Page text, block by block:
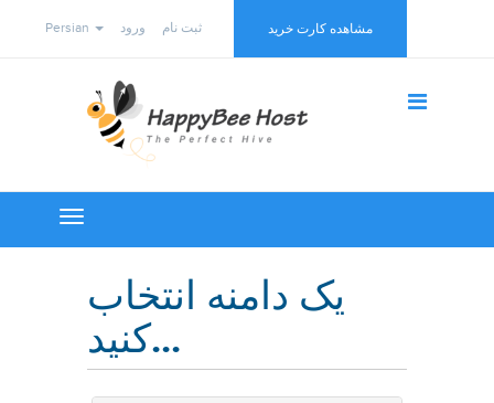
Persian ورود ثبت نام مشاهده کارت خرید
Toggle
navigation
یک دامنه انتخاب
کنید...